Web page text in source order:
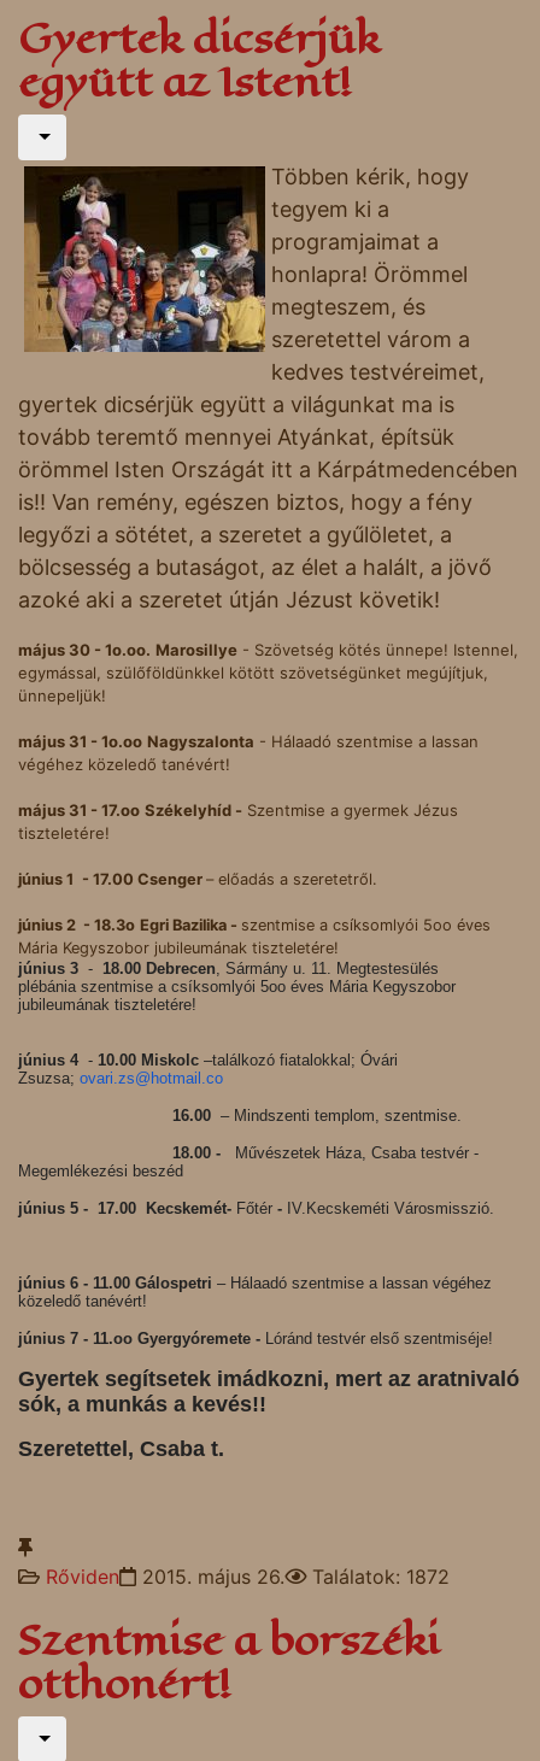
Gyertek dicsérjük
együtt az Istent!
Többen kérik, hogy
tegyem ki a
programjaimat a
honlapra! Örömmel
megteszem, és
szeretettel várom a
kedves testvéreimet,
gyertek dicsérjük együtt a világunkat ma is
tovább teremtő mennyei Atyánkat, építsük
örömmel Isten Országát itt a Kárpátmedencében
is!! Van remény, egészen biztos, hogy a fény
legyőzi a sötétet, a szeretet a gyűlöletet, a
bölcsesség a butaságot, az élet a halált, a jövő
azoké aki a szeretet útján Jézust követik!
május 30 - 1o.oo. Marosillye - Szövetség kötés ünnepe! Istennel,
egymással, szülőföldünkkel kötött szövetségünket megújítjuk,
ünnepeljük!
május 31 - 1o.oo Nagyszalonta - Hálaadó szentmise a lassan
végéhez közeledő tanévért!
május 31 - 17.oo Székelyhíd - Szentmise a gyermek Jézus
tiszteletére!
június 1 - 17.00 Csenger – előadás a szeretetről.
június 2 - 18.3o Egri Bazilika - szentmise a csíksomlyói 5oo éves
Mária Kegyszobor jubileumának tiszteletére!
június 3 - 18.00 Debrecen, Sármány u. 11. Megtestesülés
plébánia szentmise a csíksomlyói 5oo éves Mária Kegyszobor
jubileumának tiszteletére!
június 4 - 10.00 Miskolc –találkozó fiatalokkal; Óvári
Zsuzsa; ovari.zs@hotmail.co
16.00 – Mindszenti templom, szentmise.
18.00 -
Művészetek Háza, Csaba testvér -
Megemlékezési beszéd
június 5 - 17.00 Kecskemét- Főtér - IV.Kecskeméti Városmisszió.
június 6 - 11.00 Gálospetri – Hálaadó szentmise a lassan végéhez
közeledő tanévért!
június 7 - 11.oo Gyergyóremete - Lóránd testvér első szentmiséje!
Gyertek segítsetek imádkozni, mert az aratnivaló
sók, a munkás a kevés!!
Szeretettel, Csaba t.
Rőviden 2015. május 26. Találatok: 1872
Szentmise a borszéki
otthonért!